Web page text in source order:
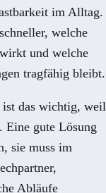
im Alltag.
welche
und welche
tragfähig bleibt.
ist das wichtig, weil
Eine gute Lösung
sie muss im
Abläufe